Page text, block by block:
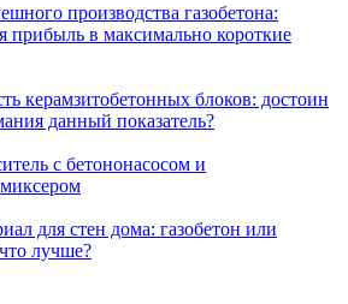
производства газобетона:
прибыль в максимально короткие
керамзитобетонных блоков: достоин
данный показатель?
с бетононасосом и
для стен дома: газобетон или
лучше?